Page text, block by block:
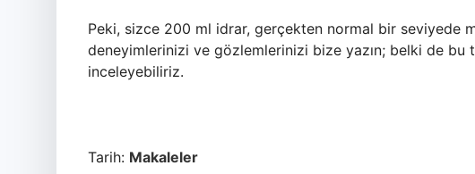
Peki, sizce 200 ml idrar, gerçekten normal bir seviyede
deneyimlerinizi ve gözlemlerinizi bize yazın; belki de bu
inceleyebiliriz.
Tarih: Makaleler